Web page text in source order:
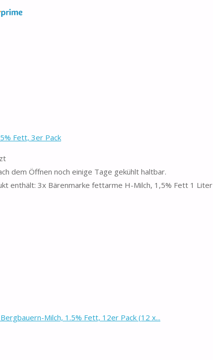
Fett, 3er Pack
dem Öffnen noch einige Tage gekühlt haltbar.
enthält: 3x Bärenmarke fettarme H-Milch, 1,5% Fett 1 Liter
Milch, 1.5% Fett, 12er Pack (12 x...